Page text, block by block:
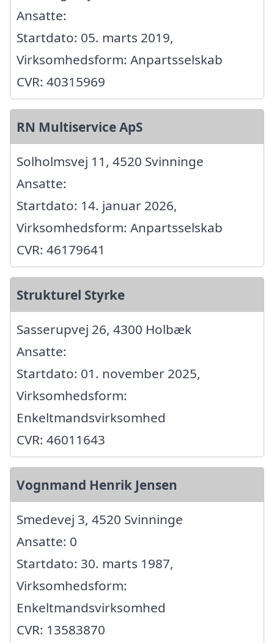
Ansatte:
Startdato: 05. marts 2019,
Virksomhedsform: Anpartsselskab
CVR: 40315969
RN Multiservice ApS
Solholmsvej 11, 4520 Svinninge
Ansatte:
Startdato: 14. januar 2026,
Virksomhedsform: Anpartsselskab
CVR: 46179641
Strukturel Styrke
Sasserupvej 26, 4300 Holbæk
Ansatte:
Startdato: 01. november 2025,
Virksomhedsform:
Enkeltmandsvirksomhed
CVR: 46011643
Vognmand Henrik Jensen
Smedevej 3, 4520 Svinninge
Ansatte: 0
Startdato: 30. marts 1987,
Virksomhedsform:
Enkeltmandsvirksomhed
CVR: 13583870